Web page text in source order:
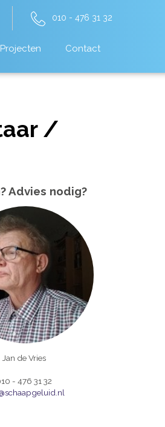
010 - 476 31 32
Projecten Contact
/
Advies nodig?
Jan de Vries
- 476 31 32